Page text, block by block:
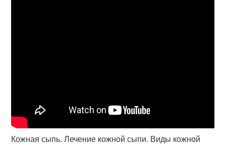
Кожная сыпь. Лечение кожной сыпи. Виды кожной